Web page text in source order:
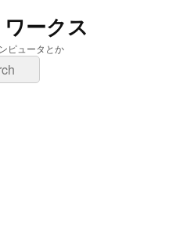
ークス
ピュータとか